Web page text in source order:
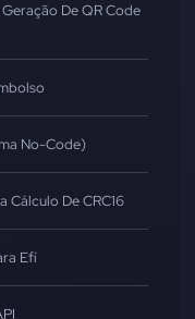
De QR Code
No-Code)
Cálculo De CRC16
Efí